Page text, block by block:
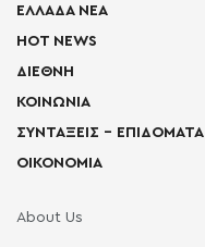
ΕΛΛΑΔΑ ΝΕΑ
HOT NEWS
ΔΙΕΘΝΗ
ΚΟΙΝΩΝΙΑ
ΣΥΝΤΑΞΕΙΣ – ΕΠΙΔΟΜΑΤΑ
ΟΙΚΟΝΟΜΙΑ
About Us